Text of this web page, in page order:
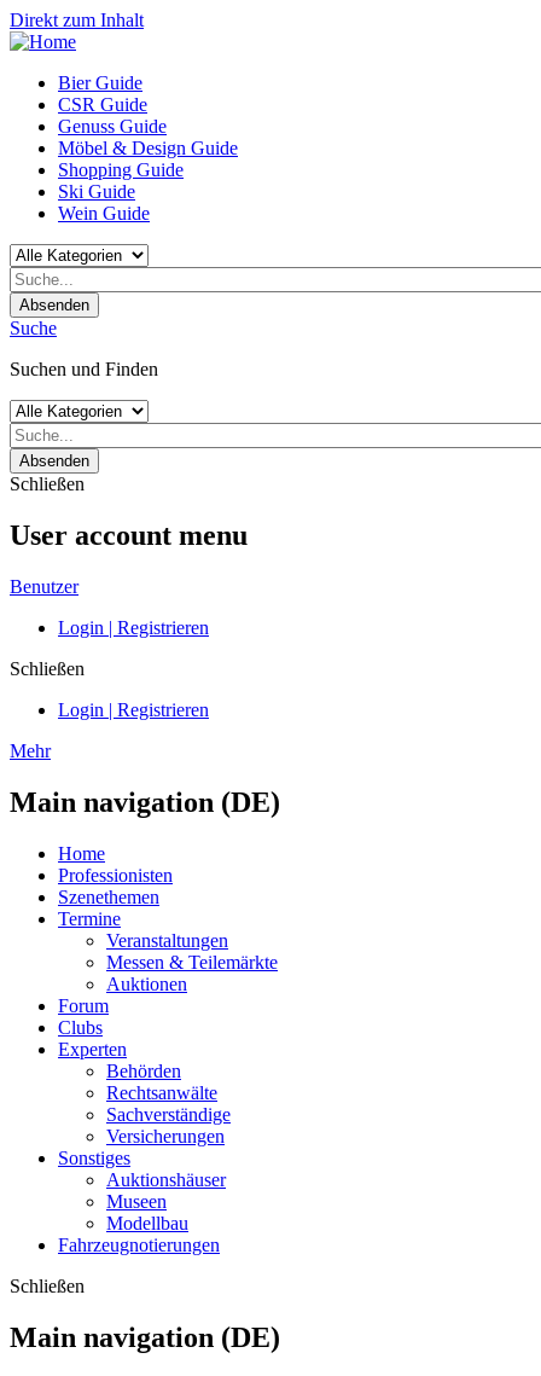
Direkt zum Inhalt
Bier Guide
CSR Guide
Genuss Guide
Möbel & Design Guide
Shopping Guide
Ski Guide
Wein Guide
Absenden
Suche
Suchen und Finden
Absenden
Schließen
User account menu
Benutzer
Login | Registrieren
Schließen
Login | Registrieren
Mehr
Main navigation (DE)
Home
Professionisten
Szenethemen
Termine
Veranstaltungen
Messen & Teilemärkte
Auktionen
Forum
Clubs
Experten
Behörden
Rechtsanwälte
Sachverständige
Versicherungen
Sonstiges
Auktionshäuser
Museen
Modellbau
Fahrzeugnotierungen
Schließen
Main navigation (DE)